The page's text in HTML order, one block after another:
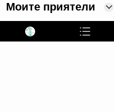
Моите приятели